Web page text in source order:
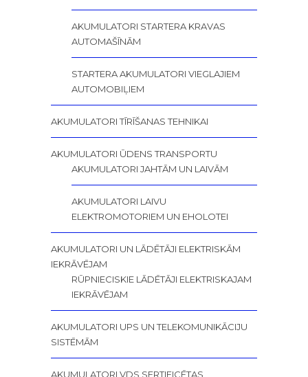
AKUMULATORI STARTERA KRAVAS
AUTOMAŠĪNĀM
STARTERA AKUMULATORI VIEGLAJIEM
AUTOMOBIĻIEM
AKUMULATORI TĪRĪŠANAS TEHNIKAI
AKUMULATORI ŪDENS TRANSPORTU
AKUMULATORI JAHTĀM UN LAIVĀM
AKUMULATORI LAIVU
ELEKTROMOTORIEM UN EHOLOTEI
AKUMULATORI UN LĀDĒTĀJI ELEKTRISKĀM
IEKRĀVĒJAM
RŪPNIECISKIE LĀDĒTĀJI ELEKTRISKAJAM
IEKRĀVĒJAM
AKUMULATORI UPS UN TELEKOMUNIKĀCIJU
SISTĒMĀM
AKUMULATORI VDS SERTIFICĒTAS